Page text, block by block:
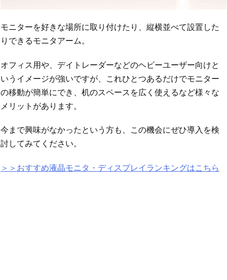
モニターを好きな場所に取り付けたり、縦横並べて設置した
りできるモニタアーム。
オフィス用や、デイトレーダーなどのヘビーユーザー向けと
いうイメージが強いですが、これひとつあるだけでモニター
の移動が簡単にでき、机のスペースを広く使えるなど様々な
メリットがあります。
今まで興味がなかったという方も、この機会にぜひ導入を検
討してみてください。
＞＞おすすめ液晶モニタ・ディスプレイランキングはこちら